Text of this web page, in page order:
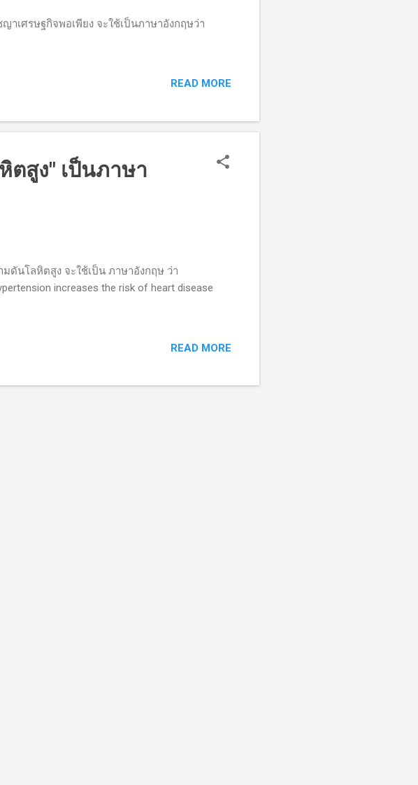
เศรษฐกิจพอเพียง จะใช้เป็นภาษาอังกฤษว่า
READ MORE
สูง" เป็นภาษา
ดันโลหิตสูง จะใช้เป็น ภาษาอังกฤษ ว่า
increases the risk of heart disease
READ MORE